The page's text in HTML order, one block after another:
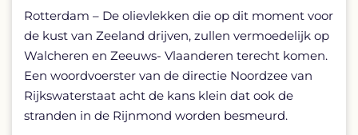
Rotterdam – De olievlekken die op dit moment voor
de kust van Zeeland drijven, zullen vermoedelijk op
Walcheren en Zeeuws- Vlaanderen terecht komen.
Een woordvoerster van de directie Noordzee van
Rijkswaterstaat acht de kans klein dat ook de
stranden in de Rijnmond worden besmeurd.